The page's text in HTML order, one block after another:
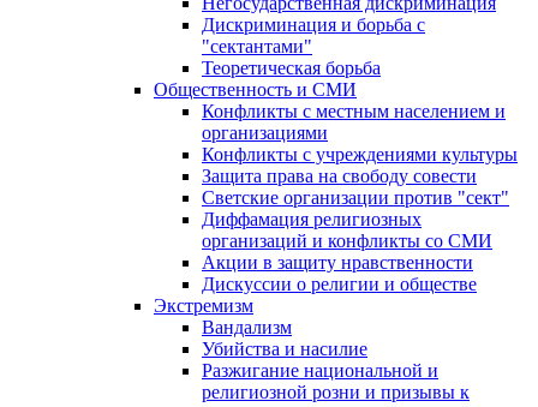
Дискриминация и борьба с
"сектантами"
Теоретическая борьба
Общественность и СМИ
Конфликты с местным населением и
организациями
Конфликты с учреждениями культуры
Защита права на свободу совести
Светские организации против "сект"
Диффамация религиозных
организаций и конфликты со СМИ
Акции в защиту нравственности
Дискуссии о религии и обществе
Экстремизм
Вандализм
Убийства и насилие
Разжигание национальной и
религиозной розни и призывы к